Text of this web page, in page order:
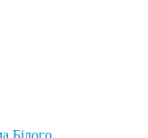
Білого